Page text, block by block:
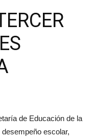
de Educación de la
escolar,